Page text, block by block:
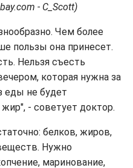
- С_Scott)
Чем более
пользы она принесет.
Нельзя съесть
которая нужна за
еды не будет
- советует доктор.
белков, жиров,
Нужно
маринование,